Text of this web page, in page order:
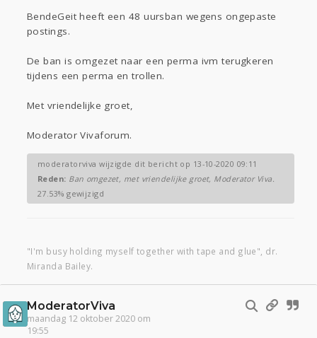
BendeGeit heeft een 48 uursban wegens ongepaste
postings.
De ban is omgezet naar een perma ivm terugkeren
tijdens een perma en trollen.
Met vriendelijke groet,
Moderator Vivaforum.
moderatorviva wijzigde dit bericht op 13-10-2020 09:11
Reden: Ban omgezet, met vriendelijke groet, Moderator Viva.
27.53% gewijzigd
"I'm busy holding myself together with tape and glue", dr.
Miranda Bailey.
ModeratorViva
maandag 12 oktober 2020 om
19:55